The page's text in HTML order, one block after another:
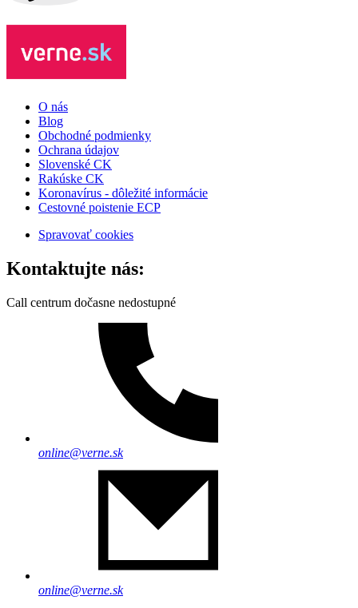
O nás
Blog
Obchodné podmienky
Ochrana údajov
Slovenské CK
Rakúske CK
Koronavírus - dôležité informácie
Cestovné poistenie ECP
Spravovať cookies
Kontaktujte nás:
Call centrum dočasne nedostupné
online@verne.sk
online@verne.sk